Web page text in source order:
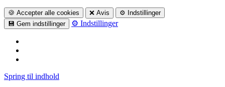
🍪 Accepter alle cookies ❌ Avis
⚙️ Indstillinger
💾 Gem indstillinger
⚙️ Indstillinger
Spring til indhold